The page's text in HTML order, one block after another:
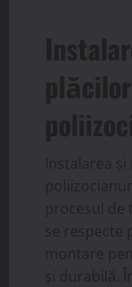
Instalarea
procesul de
se respecte
montare
și durabilă.